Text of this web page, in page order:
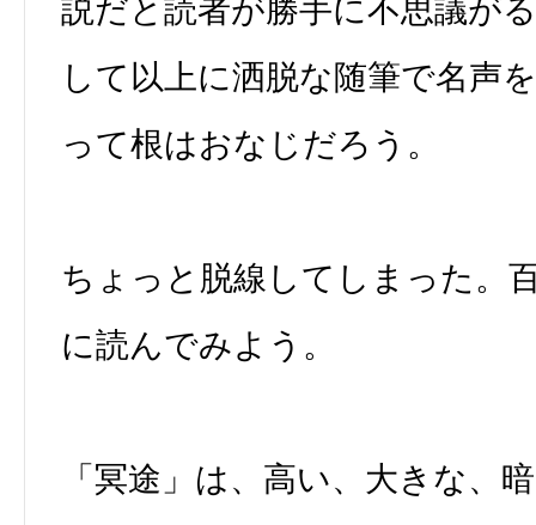
説だと読者が勝手に不思議が
して以上に洒脱な随筆で名声
って根はおなじだろう。
ちょっと脱線してしまった。
に読んでみよう。
「冥途」は、高い、大きな、